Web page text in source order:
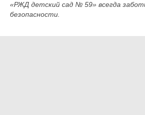
«РЖД детский сад № 59» всегда
безопасности.